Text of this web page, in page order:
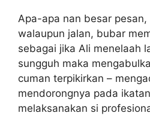
Apa-apa nan besar pesan,
walaupun jalan, bubar
sebagai jika Ali menelaah
sungguh maka
cuman terpikirkan –
mendorongnya pada
melaksanakan si